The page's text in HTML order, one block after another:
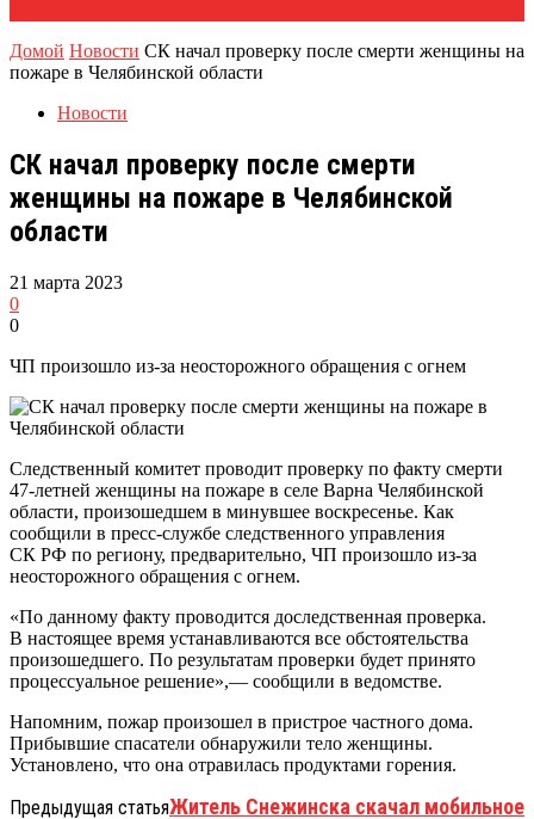
Домой Новости СК начал проверку после смерти женщины на
пожаре в Челябинской области
Новости
СК начал проверку после смерти
женщины на пожаре в Челябинской
области
21 марта 2023
0
0
ЧП произошло из-за неосторожного обращения с огнем
Следственный комитет проводит проверку по факту смерти
47-летней женщины на пожаре в селе Варна Челябинской
области, произошедшем в минувшее воскресенье. Как
сообщили в пресс-службе следственного управления
СК РФ по региону, предварительно, ЧП произошло из-за
неосторожного обращения с огнем.
«По данному факту проводится доследственная проверка.
В настоящее время устанавливаются все обстоятельства
произошедшего. По результатам проверки будет принято
процессуальное решение»,— сообщили в ведомстве.
Напомним, пожар произошел в пристрое частного дома.
Прибывшие спасатели обнаружили тело женщины.
Установлено, что она отравилась продуктами горения.
Предыдущая статьяЖитель Снежинска скачал мобильное